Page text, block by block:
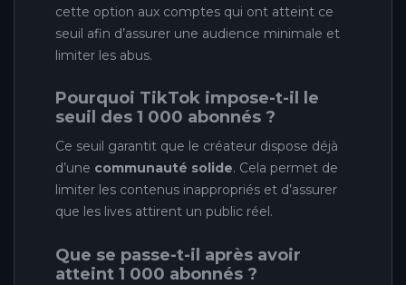
cette option aux comptes qui ont atteint ce
seuil afin d’assurer une audience minimale et
limiter les abus.
Pourquoi TikTok impose-t-il le
seuil des 1 000 abonnés ?
Ce seuil garantit que le créateur dispose déjà
d’une communauté solide. Cela permet de
limiter les contenus inappropriés et d’assurer
que les lives attirent un public réel.
Que se passe-t-il après avoir
atteint 1 000 abonnés ?